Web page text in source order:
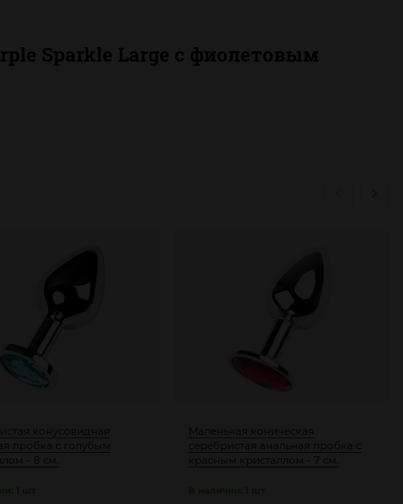
Sparkle Large с фиолетовым
конусовидная
пробка с голубым
- 8 см.
Маленькая коническая
серебристая анальная пробка с
красным кристаллом - 7 см.